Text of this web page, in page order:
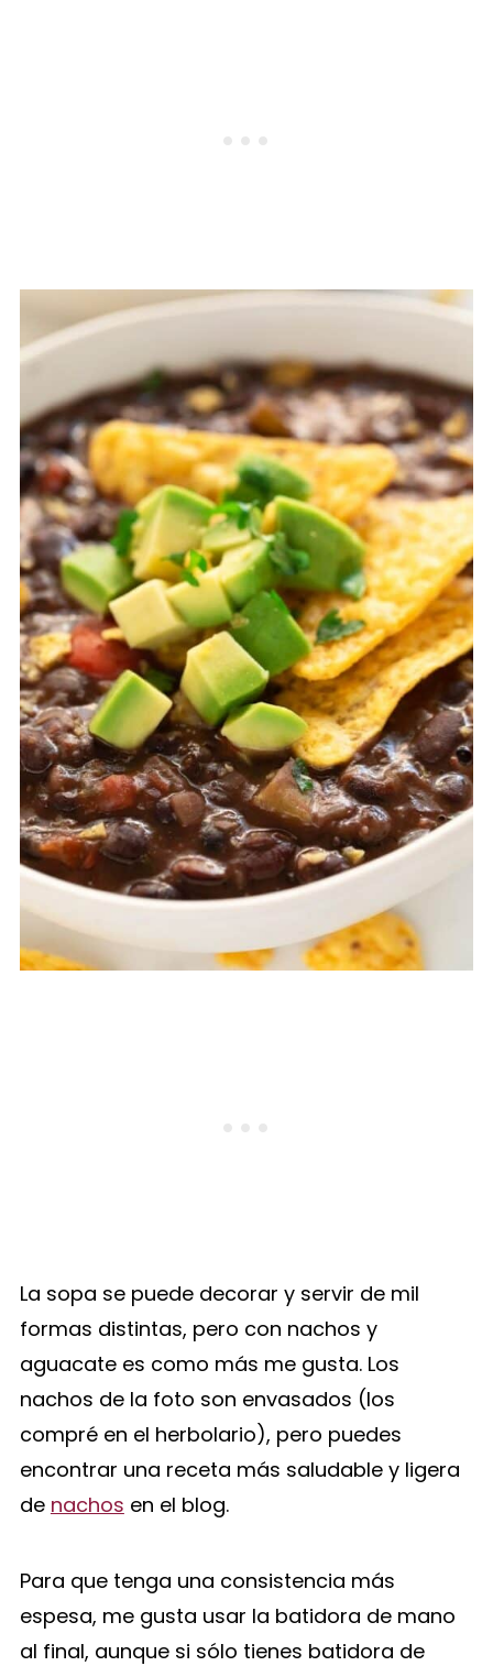
La sopa se puede decorar y servir de mil
formas distintas, pero con nachos y
aguacate es como más me gusta. Los
nachos de la foto son envasados (los
compré en el herbolario), pero puedes
encontrar una receta más saludable y ligera
de nachos en el blog.
Para que tenga una consistencia más
espesa, me gusta usar la batidora de mano
al final, aunque si sólo tienes batidora de